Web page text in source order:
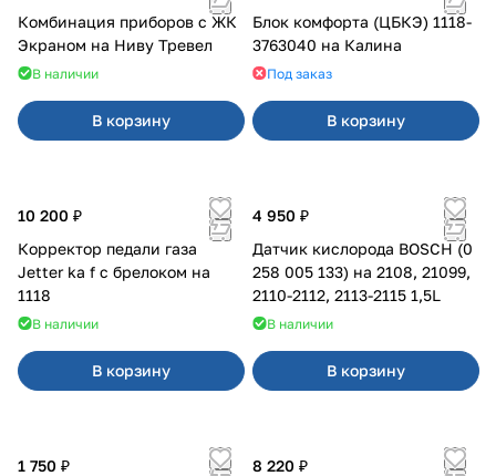
Комбинация приборов с ЖК
Экраном на Ниву Тревел
В наличии
В корзину
Блок комфорта (ЦБКЭ) 1118-
3763040 на Калина
Под заказ
В корзину
10 200 ₽
Корректор педали газа
Jetter ka f с брелоком на
1118
В наличии
В корзину
4 950 ₽
Датчик кислорода BOSCH (0
258 005 133) на 2108, 21099,
2110-2112, 2113-2115 1,5L
В наличии
В корзину
1 750 ₽
8 220 ₽